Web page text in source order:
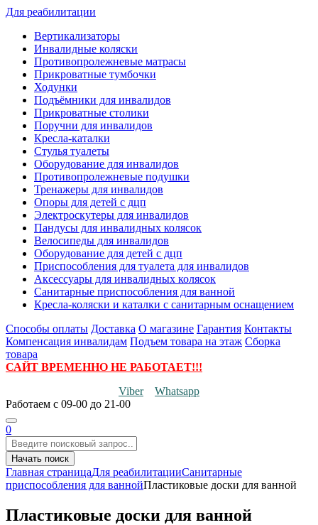
Для реабилитации
Вертикализаторы
Инвалидные коляски
Противопролежневые матрасы
Прикроватные тумбочки
Ходунки
Подъёмники для инвалидов
Прикроватные столики
Поручни для инвалидов
Кресла-каталки
Стулья туалеты
Оборудование для инвалидов
Противопролежневые подушки
Тренажеры для инвалидов
Опоры для детей с дцп
Электроскутеры для инвалидов
Пандусы для инвалидных колясок
Велосипеды для инвалидов
Оборудование для детей с дцп
Приспособления для туалета для инвалидов
Аксессуары для инвалидных колясок
Санитарные приспособления для ванной
Кресла-коляски и каталки с санитарным оснащением
Способы оплаты Доставка О магазине Гарантия Контакты
Компенсация инвалидам Подъем товара на этаж Сборка
товара
САЙТ ВРЕМЕННО НЕ РАБОТАЕТ!!!
Viber
Whatsapp
Работаем с 09-00 до 21-00
0
Начать поиск
Главная страницаДля реабилитацииСанитарные
приспособления для ваннойПластиковые доски для ванной
Пластиковые доски для ванной